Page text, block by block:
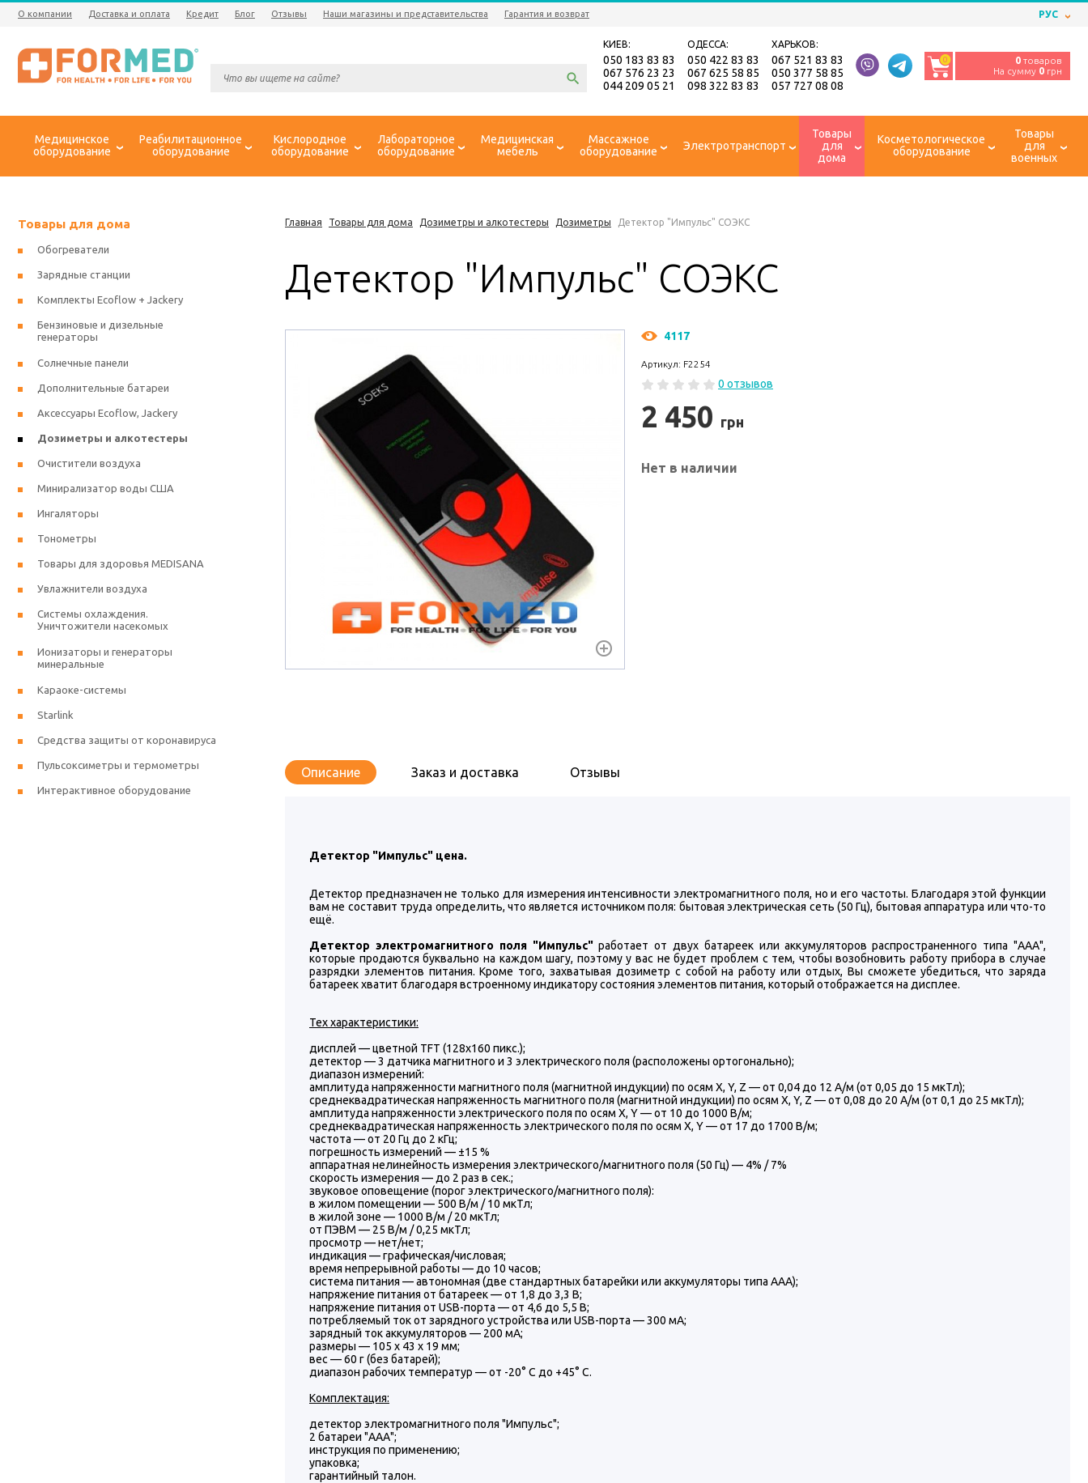
О компании Доставка и оплата Кредит Блог Отзывы Наши магазины и представительства Гарантия и возврат РУС
КИЕВ:
050 183 83 83
067 576 23 23
044 209 05 21
ОДЕССА:
050 422 83 83
067 625 58 85
098 322 83 83
ХАРЬКОВ:
067 521 83 83
050 377 58 85
057 727 08 08
0 0 товаров
На сумму 0 грн
Медицинское
оборудование
Реабилитационное
оборудование
Кислородное
оборудование
Лабораторное
оборудование
Медицинская
мебель
Массажное
оборудование
Электротранспорт
Товары
для
дома
Косметологическое
оборудование
Товары
для
военных
Главная Товары для дома Дозиметры и алкотестеры Дозиметры Детектор "Импульс" СОЭКС
Детектор "Импульс" СОЭКС
4117
Артикул: F2254
0 отзывов
2 450 грн
Нет в наличии
Описание Заказ и доставка Отзывы
Детектор "Импульс" цена.
Детектор предназначен не только для измерения интенсивности электромагнитного поля, но и его частоты. Благодаря этой функции
вам не составит труда определить, что является источником поля: бытовая электрическая сеть (50 Гц), бытовая аппаратура или что-то
ещё.
Детектор электромагнитного поля "Импульс"работает от двух батареек или аккумуляторов распространенного типа "ААА",
которые продаются буквально на каждом шагу, поэтому у вас не будет проблем с тем, чтобы возобновить работу прибора в случае
разрядки элементов питания. Кроме того, захватывая дозиметр с собой на работу или отдых, Вы сможете убедиться, что заряда
батареек хватит благодаря встроенному индикатору состояния элементов питания, который отображается на дисплее.
Тех характеристики:
дисплей — цветной TFT (128х160 пикс.);
детектор — 3 датчика магнитного и 3 электрического поля (расположены ортогонально);
диапазон измерений:
амплитуда напряженности магнитного поля (магнитной индукции) по осям X, Y, Z — от 0,04 до 12 А/м (от 0,05 до 15 мкТл);
среднеквадратическая напряженность магнитного поля (магнитной индукции) по осям X, Y, Z — от 0,08 до 20 А/м (от 0,1 до 25 мкТл);
амплитуда напряженности электрического поля по осям X, Y — от 10 до 1000 В/м;
среднеквадратическая напряженность электрического поля по осям X, Y — от 17 до 1700 В/м;
частота — от 20 Гц до 2 кГц;
погрешность измерений — ±15 %
аппаратная нелинейность измерения электрического/магнитного поля (50 Гц) — 4% / 7%
скорость измерения — до 2 раз в сек.;
звуковое оповещение (порог электрического/магнитного поля):
в жилом помещении — 500 В/м / 10 мкТл;
в жилой зоне — 1000 В/м / 20 мкТл;
от ПЭВМ — 25 В/м / 0,25 мкТл;
просмотр — нет/нет;
индикация — графическая/числовая;
время непрерывной работы — до 10 часов;
система питания — автономная (две стандартных батарейки или аккумуляторы типа ААА);
напряжение питания от батареек — от 1,8 до 3,3 В;
напряжение питания от USB-порта — от 4,6 до 5,5 В;
потребляемый ток от зарядного устройства или USB-порта — 300 мА;
зарядный ток аккумуляторов — 200 мА;
размеры — 105 х 43 х 19 мм;
вес — 60 г (без батарей);
диапазон рабочих температур — от -20° С до +45° С.
Комплектация:
детектор электромагнитного поля "Импульс";
2 батареи "ААА";
инструкция по применению;
упаковка;
гарантийный талон.
Товары для дома
Обогреватели
Зарядные станции
Комплекты Ecoflow + Jackery
Бензиновые и дизельные
генераторы
Солнечные панели
Дополнительные батареи
Аксессуары Ecoflow, Jackery
Дозиметры и алкотестеры
Очистители воздуха
Минирализатор воды США
Ингаляторы
Тонометры
Товары для здоровья MEDISANA
Увлажнители воздуха
Системы охлаждения.
Уничтожители насекомых
Ионизаторы и генераторы
минеральные
Караоке-системы
Starlink
Средства защиты от коронавируса
Пульсоксиметры и термометры
Интерактивное оборудование